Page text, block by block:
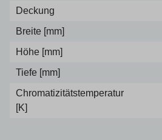
Deckung
Breite [mm]
Höhe [mm]
Tiefe [mm]
Chromatizitätstemperatur
[K]